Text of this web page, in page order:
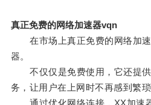
真正免费的网络加速器vqn
在市场上真正免费的网络加速
器。
不仅仅是免费使用，它还提供
务，让用户在上网时不再感到繁琐